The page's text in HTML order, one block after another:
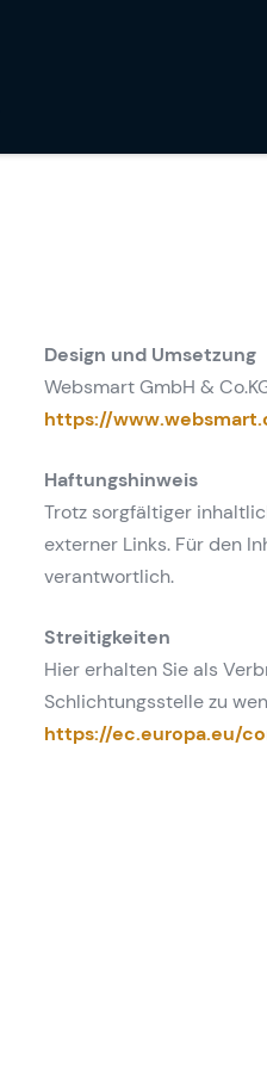
Design und Umsetzung
Websmart GmbH &
https://
Haftungshinweis
Trotz sorgfältiger
externer Links. Für den
verantwortlich.
Streitigkeiten
Hier erhalten Sie als
Schlichtungsstelle zu
https://ec.europa.eu/